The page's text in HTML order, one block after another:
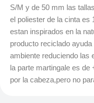
S/M y de 50 mm las
el poliester de la cinta es
estan inspirados en la
producto reciclado
ambiente reduciendo las
la parte martingale es
por la cabeza,pero no